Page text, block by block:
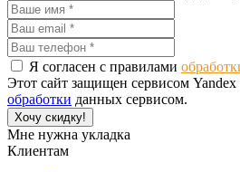
Я согласен с правилами
Этот сайт защищен сервисом Yandex
обработки данных сервисом.
Хочу скидку!
Мне нужна укладка
Клиентам